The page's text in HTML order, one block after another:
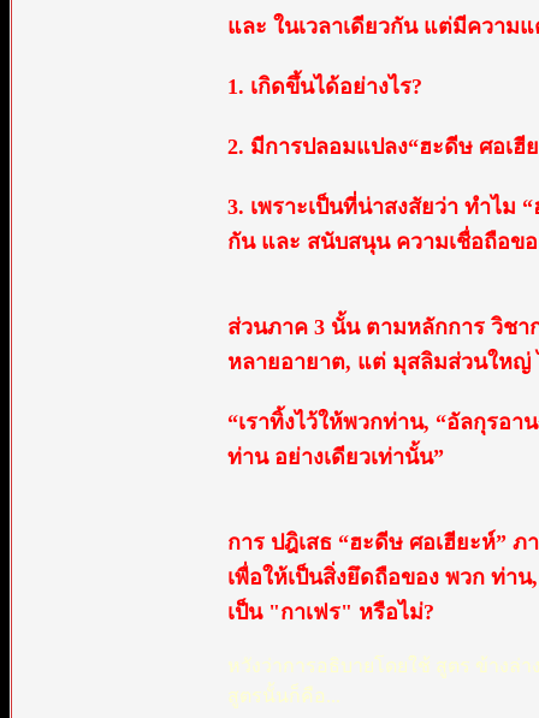
และ ในเวลาเดียวกัน แต่มีความ
1. เกิดขึ้นได้อย่างไร?
2. มีการปลอมแปลง“ฮะดีษ ศอเฮี
3. เพราะเป็นที่น่าสงสัยว่า ทำไม
กัน และ สนับสนุน ความเชื่อถือข
ส่วนภาค 3 นั้น ตามหลักการ วิช
หลายอายาต, แต่ มุสลิมส่วนใหญ่
“เราทิ้งไว้ให้พวกท่าน, “อัลกุรอา
ท่าน อย่างเดียวเท่านั้น”
การ ปฎิเสธ “ฮะดีษ ศอเฮียะห์” ภ
เพื่อให้เป็นสิ่งยึดถือของ พวก ท่าน
เป็น "กาเฟร" หรือไม่?
หวังว่าการอธิบายโดยใช้ สูตร ข้างล่
สูตรนั้นก็คือ...